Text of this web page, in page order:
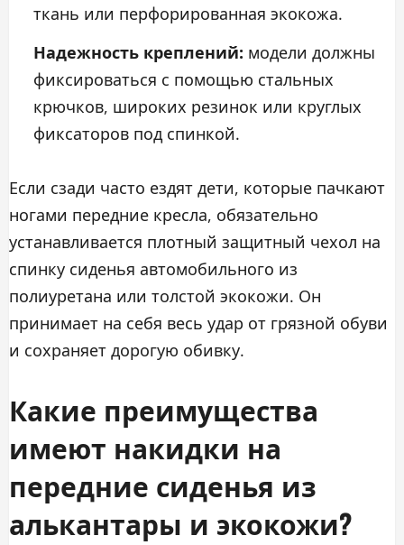
ткань или перфорированная экокожа.
Надежность креплений: модели должны
фиксироваться с помощью стальных
крючков, широких резинок или круглых
фиксаторов под спинкой.
Если сзади часто ездят дети, которые пачкают
ногами передние кресла, обязательно
устанавливается плотный защитный чехол на
спинку сиденья автомобильного из
полиуретана или толстой экокожи. Он
принимает на себя весь удар от грязной обуви
и сохраняет дорогую обивку.
Какие преимущества
имеют накидки на
передние сиденья из
алькантары и экокожи?